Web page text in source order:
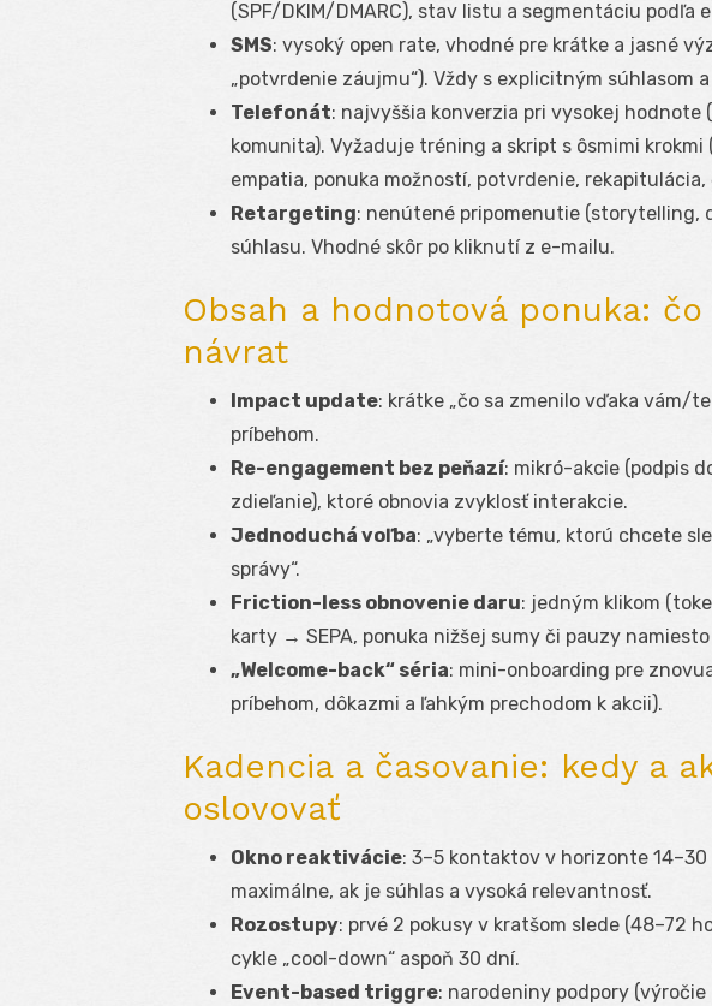
(SPF/DKIM/DMARC), stav listu a segmentáciu podľa
SMS: vysoký open rate, vhodné pre krátke a jasné
„potvrdenie záujmu“). Vždy s explicitným súhlasom a
Telefonát: najvyššia konverzia pri vysokej hodnote
komunita). Vyžaduje tréning a skript s ôsmimi
empatia, ponuka možností, potvrdenie,
Retargeting: nenútené pripomenutie (storytelling,
súhlasu. Vhodné skôr po kliknutí z e-mailu.
Obsah a hodnotová ponuka:
návrat
Impact update: krátke „čo sa zmenilo vďaka vám/
príbehom.
Re-engagement bez peňazí: mikró-akcie (podpis
zdieľanie), ktoré obnovia zvyklosť interakcie.
Jednoduchá voľba: „vyberte tému, ktorú chcete
správy“.
Friction-less obnovenie daru: jedným klikom
karty → SEPA, ponuka nižšej sumy či pauzy
„Welcome-back“ séria: mini-onboarding pre
príbehom, dôkazmi a ľahkým prechodom k akcii).
Kadencia a časovanie: kedy a
oslovovať
Okno reaktivácie: 3–5 kontaktov v horizonte 14–30
maximálne, ak je súhlas a vysoká relevantnosť.
Rozostupy: prvé 2 pokusy v kratšom slede (48–72
cykle „cool-down“ aspoň 30 dní.
Event-based triggre: narodeniny podpory